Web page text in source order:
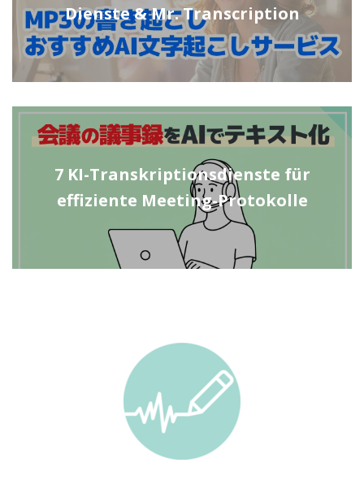
Dienste & Mr. Transcription
7 KI-Transkriptionsdienste für
effiziente Meeting-Protokolle